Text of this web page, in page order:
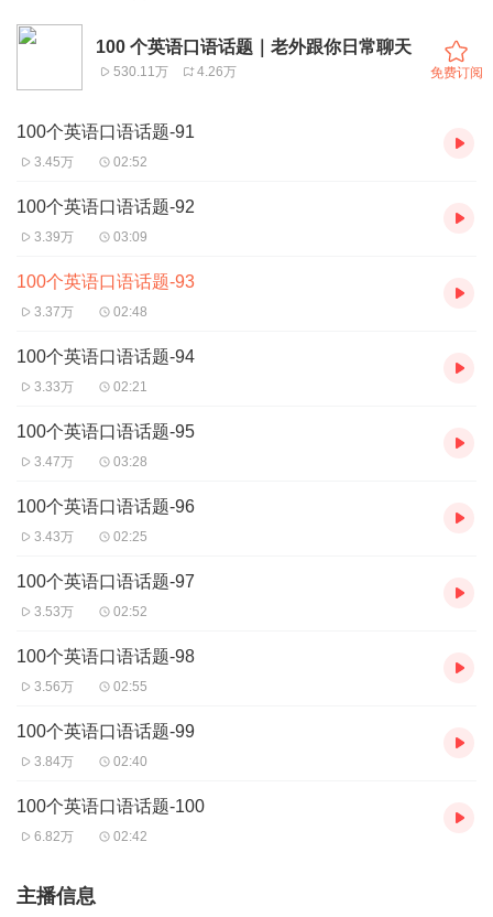
100 个英语口语话题｜老外跟你日常聊天
530.11万 4.26万 免费订阅
100个英语口语话题-91
3.45万 02:52
100个英语口语话题-92
3.39万 03:09
100个英语口语话题-93
3.37万 02:48
100个英语口语话题-94
3.33万 02:21
100个英语口语话题-95
3.47万 03:28
100个英语口语话题-96
3.43万 02:25
100个英语口语话题-97
3.53万 02:52
100个英语口语话题-98
3.56万 02:55
100个英语口语话题-99
3.84万 02:40
100个英语口语话题-100
6.82万 02:42
主播信息